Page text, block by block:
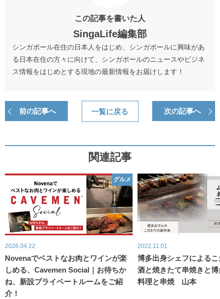
この記事を書いた人
SingaLife編集部
シンガポール在住の日本人をはじめ、シンガポールに興味があ
る日本在住の方々に向けて、シンガポールのニュースやビジネ
ス情報をはじめとする現地の最新情報をお届けします！
前の記事へ 次の記事へ
一覧に戻る
関連記事
グルメ
2026.04.22
Novenaでベストなお肉とワインが楽
しめる、Cavemen Social｜お待ちか
ね、新設プライベートルームをご紹
介！
2022.11.01
博多出身シェフによる
酒と焼きたて串焼きと
料理と串焼 山本